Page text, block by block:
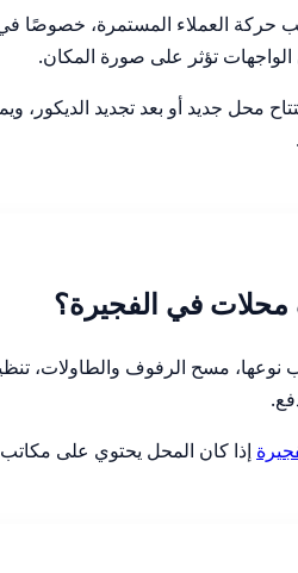
العملاء المستمرة، خصوصًا في
تؤثر على صورة المكان.
محل جديد أو بعد تجديد الديكور،
في الفجيرة؟
مسح الرفوف والطاولات، تنظيف
إذا كان المحل يحتوي على مكاتب